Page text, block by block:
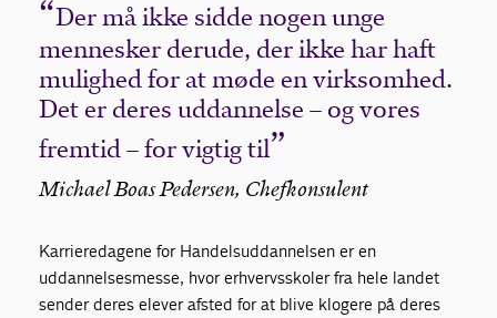
Der må ikke sidde nogen unge
mennesker derude, der ikke har haft
mulighed for at møde en virksomhed.
Det er deres uddannelse – og vores
fremtid – for vigtig til
Michael Boas Pedersen, Chefkonsulent
Karrieredagene for Handelsuddannelsen er en
uddannelsesmesse, hvor erhvervsskoler fra hele landet
sender deres elever afsted for at blive klogere på deres